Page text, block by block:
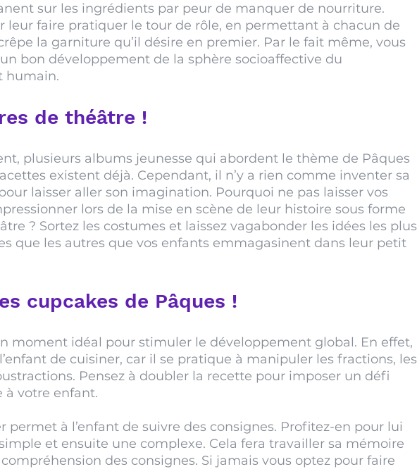
sur les ingrédients par peur de manquer de nourriture.
leur faire pratiquer le tour de rôle, en permettant à chacun de
la garniture qu’il désire en premier. Par le fait même, vous
bon développement de la sphère socioaffective du
humain.
de théâtre !
plusieurs albums jeunesse qui abordent le thème de Pâques
existent déjà. Cependant, il n’y a rien comme inventer sa
laisser aller son imagination. Pourquoi ne pas laisser vos
lors de la mise en scène de leur histoire sous forme
? Sortez les costumes et laissez vagabonder les idées les plus
que les autres que vos enfants emmagasinent dans leur petit
cupcakes de Pâques !
moment idéal pour stimuler le développement global. En effet,
de cuisiner, car il se pratique à manipuler les fractions, les
Pensez à doubler la recette pour imposer un défi
votre enfant.
permet à l’enfant de suivre des consignes. Profitez-en pour lui
et ensuite une complexe. Cela fera travailler sa mémoire
des consignes. Si jamais vous optez pour faire